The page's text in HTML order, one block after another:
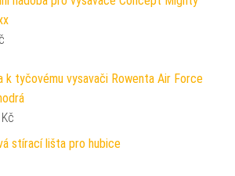
k tyčovému vysavači Rowenta Air Force
Kč
stírací lišta pro hubice